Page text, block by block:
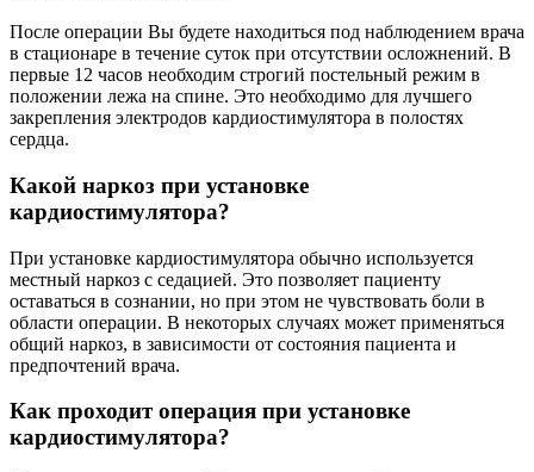
После операции Вы будете находиться под наблюдением врача
в стационаре в течение суток при отсутствии осложнений. В
первые 12 часов необходим строгий постельный режим в
положении лежа на спине. Это необходимо для лучшего
закрепления электродов кардиостимулятора в полостях
сердца.
Какой наркоз при установке
кардиостимулятора?
При установке кардиостимулятора обычно используется
местный наркоз с седацией. Это позволяет пациенту
оставаться в сознании, но при этом не чувствовать боли в
области операции. В некоторых случаях может применяться
общий наркоз, в зависимости от состояния пациента и
предпочтений врача.
Как проходит операция при установке
кардиостимулятора?